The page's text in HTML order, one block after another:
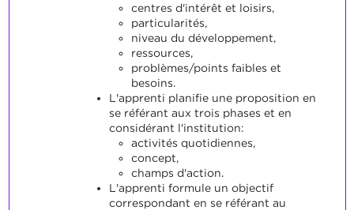
centres d'intérêt et loisirs,
particularités,
niveau du développement,
ressources,
problèmes/points faibles et
besoins.
L'apprenti planifie une proposition en
se référant aux trois phases et en
considérant l'institution:
activités quotidiennes,
concept,
champs d'action.
L'apprenti formule un objectif
correspondant en se référant au